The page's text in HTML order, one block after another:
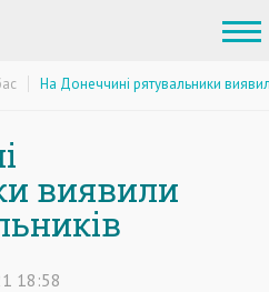
На Донеччині рятувальники
виявили
18:58